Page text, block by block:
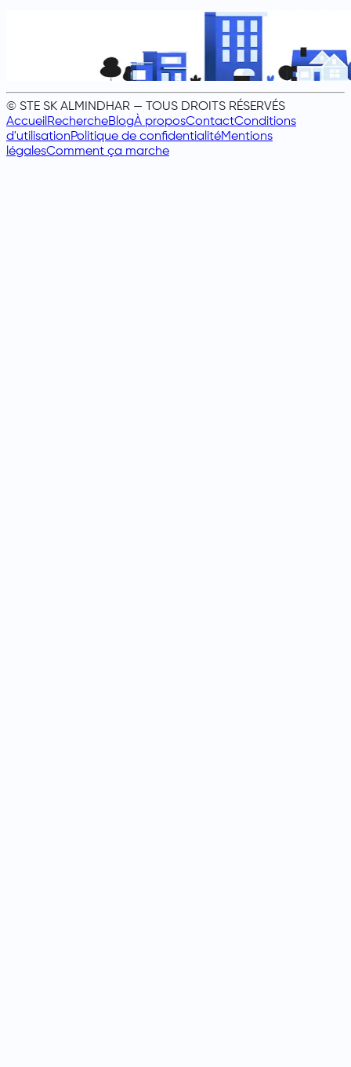
© STE SK ALMINDHAR — TOUS DROITS RÉSERVÉS
AccueilRechercheBlogÀ proposContactConditions
d'utilisationPolitique de confidentialitéMentions
légalesComment ça marche